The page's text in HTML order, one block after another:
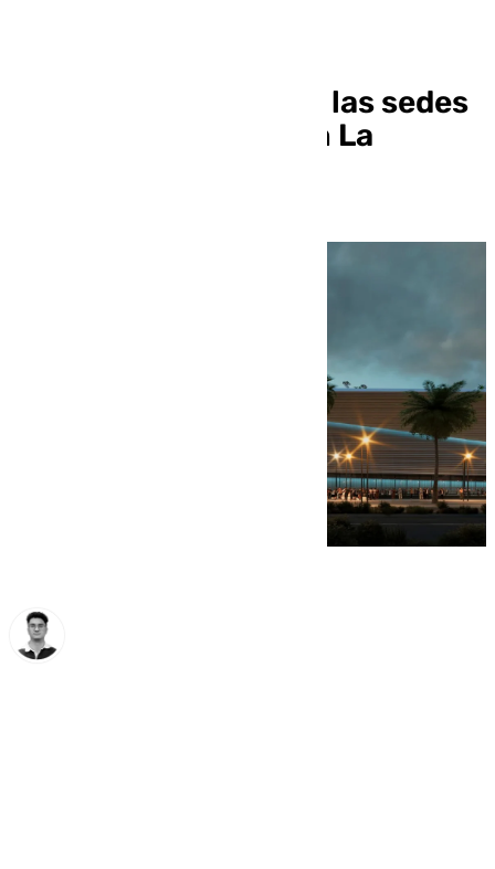
Oficial: Málaga, entre las sedes
del Mundial 2030 con La